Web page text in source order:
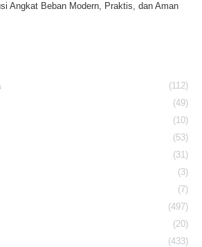
Angkat Beban Modern, Praktis, dan Aman
(112)
(49)
(10)
(53)
(31)
(3)
(7)
(497)
(20)
(433)